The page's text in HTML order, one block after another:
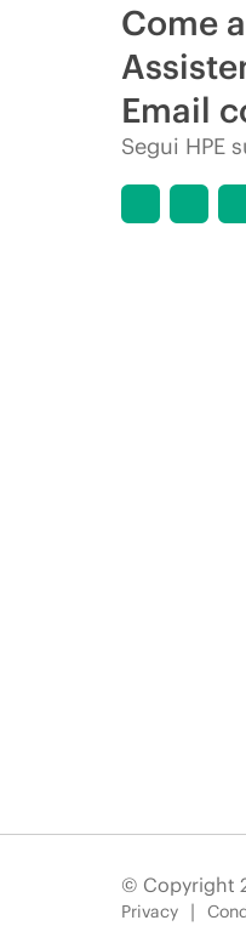
Come
Email
Segui HPE
© Copyright
Privacy